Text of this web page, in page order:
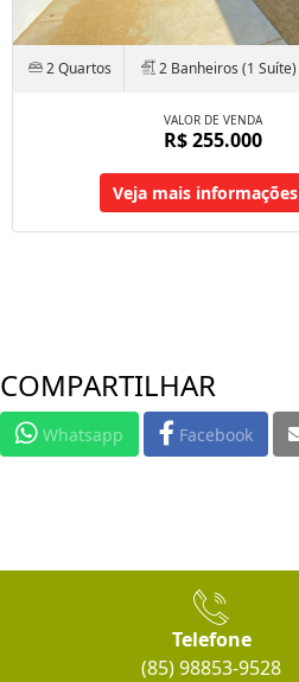
2 Quartos 2 Banheiros (1 Suíte)
VALOR DE VENDA
R$ 255.000
Veja mais informações
COMPARTILHAR
Whatsapp Facebook
Telefone
(85) 98853-9528